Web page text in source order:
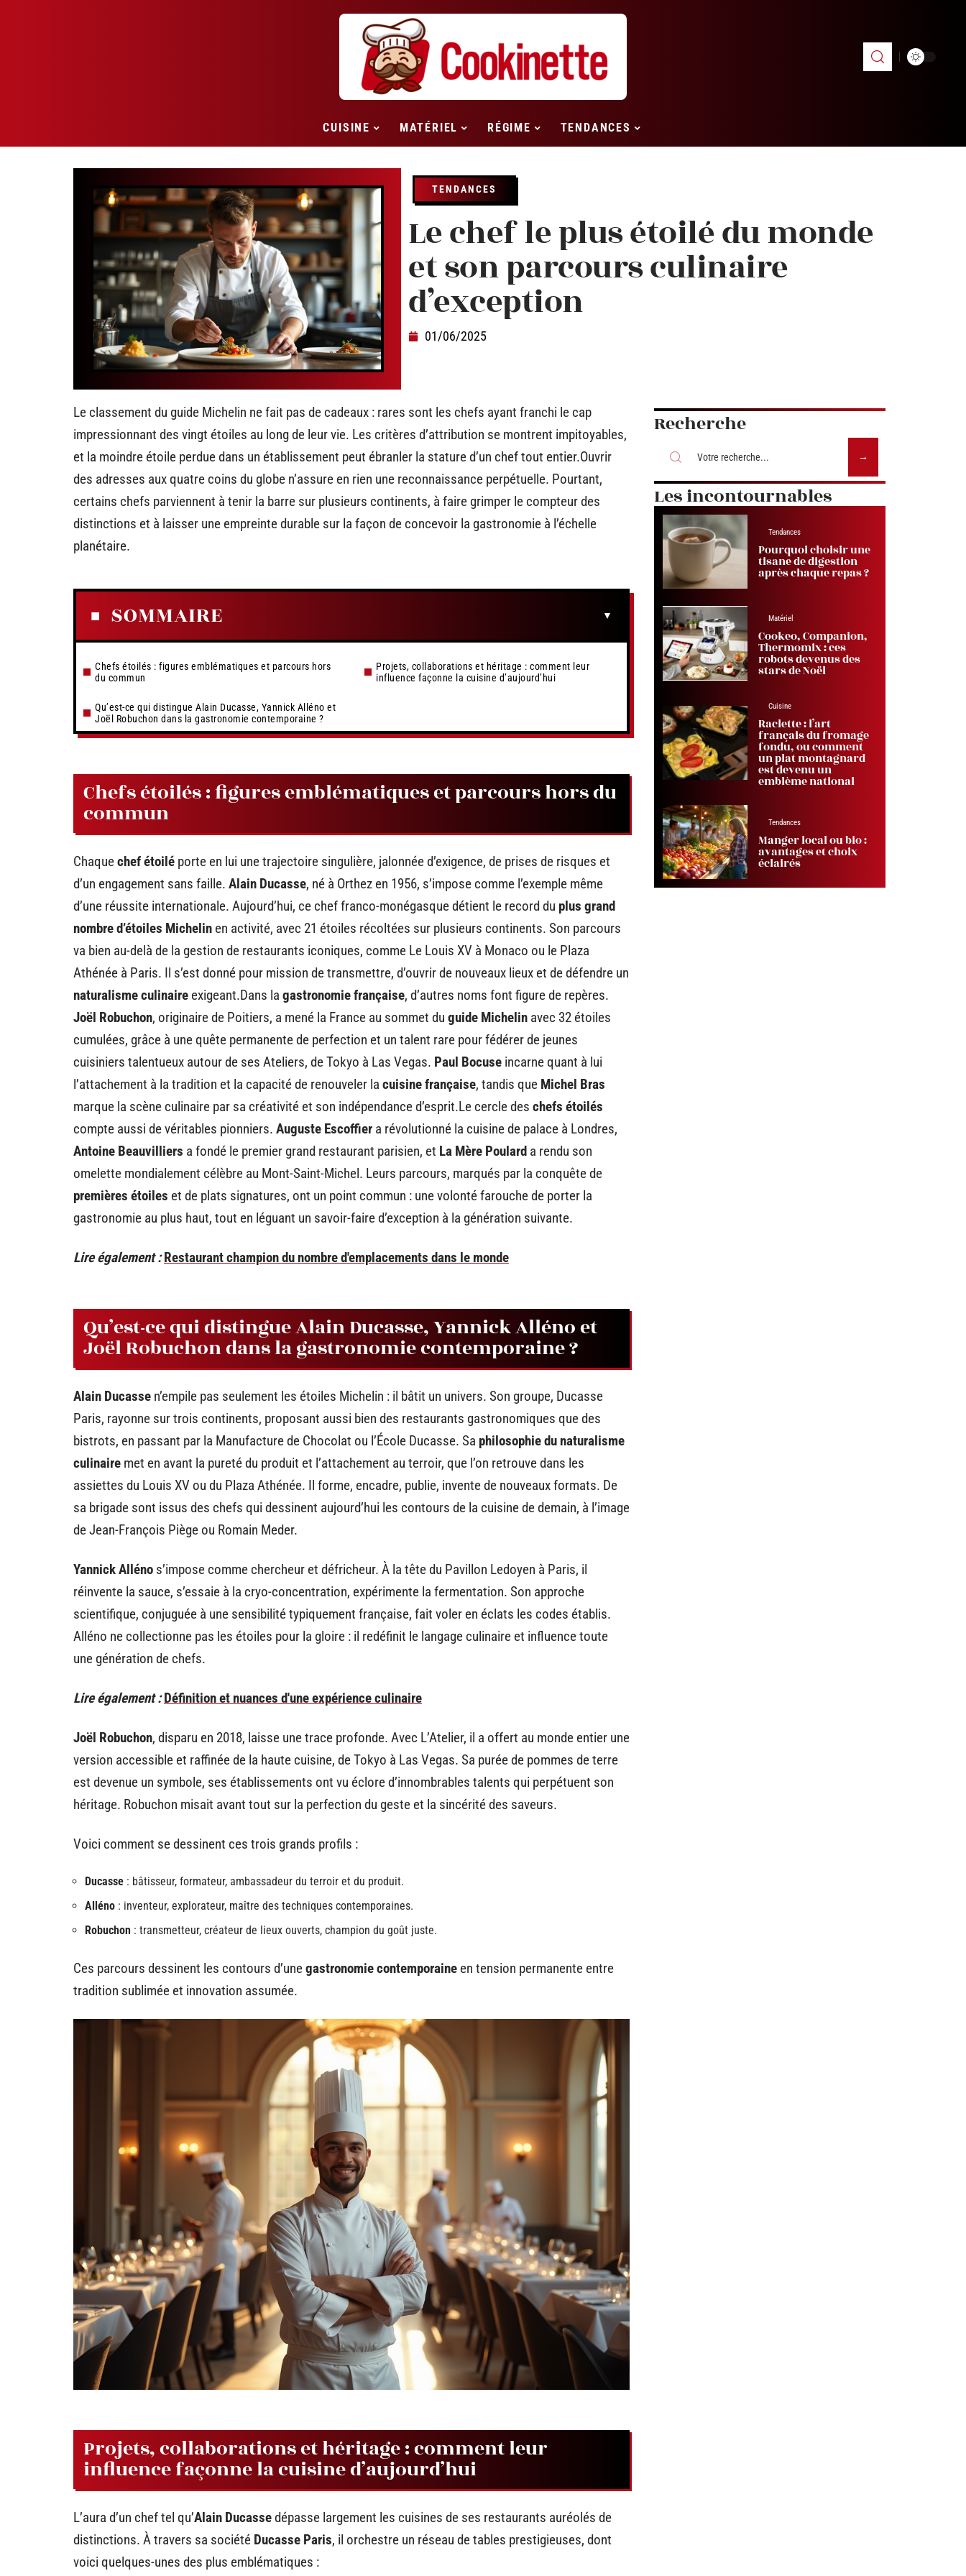
CUISINE MATÉRIEL RÉGIME TENDANCES
TENDANCES
Le chef le plus étoilé du monde
et son parcours culinaire
d’exception
01/06/2025
Le classement du guide Michelin ne fait pas de cadeaux : rares sont les chefs ayant franchi le cap
impressionnant des vingt étoiles au long de leur vie. Les critères d’attribution se montrent impitoyables,
et la moindre étoile perdue dans un établissement peut ébranler la stature d’un chef tout entier.Ouvrir
des adresses aux quatre coins du globe n’assure en rien une reconnaissance perpétuelle. Pourtant,
certains chefs parviennent à tenir la barre sur plusieurs continents, à faire grimper le compteur des
distinctions et à laisser une empreinte durable sur la façon de concevoir la gastronomie à l’échelle
planétaire.
SOMMAIRE
Chefs étoilés : figures emblématiques et parcours hors
du commun
Qu’est-ce qui distingue Alain Ducasse, Yannick Alléno et
Joël Robuchon dans la gastronomie contemporaine ?
Projets, collaborations et héritage : comment leur
influence façonne la cuisine d’aujourd’hui
Chefs étoilés : figures emblématiques et parcours hors du
commun
Chaquechef étoilé porte en lui une trajectoire singulière, jalonnée d’exigence, de prises de risques et
d’un engagement sans faille. Alain Ducasse, né à Orthez en 1956, s’impose comme l’exemple même
d’une réussite internationale. Aujourd’hui, ce chef franco-monégasque détient le record du plus grand
nombre d’étoiles Michelin en activité, avec 21 étoiles récoltées sur plusieurs continents. Son parcours
va bien au-delà de la gestion de restaurants iconiques, comme Le Louis XV à Monaco ou le Plaza
Athénée à Paris. Il s’est donné pour mission de transmettre, d’ouvrir de nouveaux lieux et de défendre un
naturalisme culinaire exigeant.Dans la gastronomie française, d’autres noms font figure de repères.
Joël Robuchon, originaire de Poitiers, a mené la France au sommet du guide Michelin avec 32 étoiles
cumulées, grâce à une quête permanente de perfection et un talent rare pour fédérer de jeunes
cuisiniers talentueux autour de ses Ateliers, de Tokyo à Las Vegas. Paul Bocuse incarne quant à lui
l’attachement à la tradition et la capacité de renouveler la cuisine française, tandis que Michel Bras
marque la scène culinaire par sa créativité et son indépendance d’esprit.Le cercle des chefs étoilés
compte aussi de véritables pionniers. Auguste Escoffier a révolutionné la cuisine de palace à Londres,
Antoine Beauvilliers a fondé le premier grand restaurant parisien, et La Mère Poulard a rendu son
omelette mondialement célèbre au Mont-Saint-Michel. Leurs parcours, marqués par la conquête de
premières étoiles et de plats signatures, ont un point commun : une volonté farouche de porter la
gastronomie au plus haut, tout en léguant un savoir-faire d’exception à la génération suivante.
Lire également : Restaurant champion du nombre d'emplacements dans le monde
Qu’est-ce qui distingue Alain Ducasse, Yannick Alléno et
Joël Robuchon dans la gastronomie contemporaine ?
Alain Ducasse n’empile pas seulement les étoiles Michelin : il bâtit un univers. Son groupe, Ducasse
Paris, rayonne sur trois continents, proposant aussi bien des restaurants gastronomiques que des
bistrots, en passant par la Manufacture de Chocolat ou l’École Ducasse. Sa philosophie du naturalisme
culinaire met en avant la pureté du produit et l’attachement au terroir, que l’on retrouve dans les
assiettes du Louis XV ou du Plaza Athénée. Il forme, encadre, publie, invente de nouveaux formats. De
sa brigade sont issus des chefs qui dessinent aujourd’hui les contours de la cuisine de demain, à l’image
de Jean-François Piège ou Romain Meder.
Yannick Alléno s’impose comme chercheur et défricheur. À la tête du Pavillon Ledoyen à Paris, il
réinvente la sauce, s’essaie à la cryo-concentration, expérimente la fermentation. Son approche
scientifique, conjuguée à une sensibilité typiquement française, fait voler en éclats les codes établis.
Alléno ne collectionne pas les étoiles pour la gloire : il redéfinit le langage culinaire et influence toute
une génération de chefs.
Lire également : Définition et nuances d'une expérience culinaire
Joël Robuchon, disparu en 2018, laisse une trace profonde. Avec L’Atelier, il a offert au monde entier une
version accessible et raffinée de la haute cuisine, de Tokyo à Las Vegas. Sa purée de pommes de terre
est devenue un symbole, ses établissements ont vu éclore d’innombrables talents qui perpétuent son
héritage. Robuchon misait avant tout sur la perfection du geste et la sincérité des saveurs.
Voici comment se dessinent ces trois grands profils :
Ducasse : bâtisseur, formateur, ambassadeur du terroir et du produit.
Alléno : inventeur, explorateur, maître des techniques contemporaines.
Robuchon : transmetteur, créateur de lieux ouverts, champion du goût juste.
Ces parcours dessinent les contours d’unegastronomie contemporaine en tension permanente entre
tradition sublimée et innovation assumée.
Projets, collaborations et héritage : comment leur
influence façonne la cuisine d’aujourd’hui
L’aura d’un chef tel qu’Alain Ducassedépasse largement les cuisines de ses restaurants auréolés de
distinctions. À travers sa société Ducasse Paris, il orchestre un réseau de tables prestigieuses, dont
voici quelques-unes des plus emblématiques :
Recherche
Les incontournables
Tendances
Pourquoi choisir une
tisane de digestion
après chaque repas ?
Matériel
Cookeo, Companion,
Thermomix : ces
robots devenus des
stars de Noël
Cuisine
Raclette : l’art
français du fromage
fondu, ou comment
un plat montagnard
est devenu un
emblème national
Tendances
Manger local ou bio :
avantages et choix
éclairés